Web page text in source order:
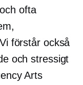
ofta
förstår också
och stressigt
Arts